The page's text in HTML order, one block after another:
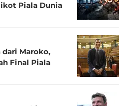
Piala Dunia
dari Maroko,
Final Piala